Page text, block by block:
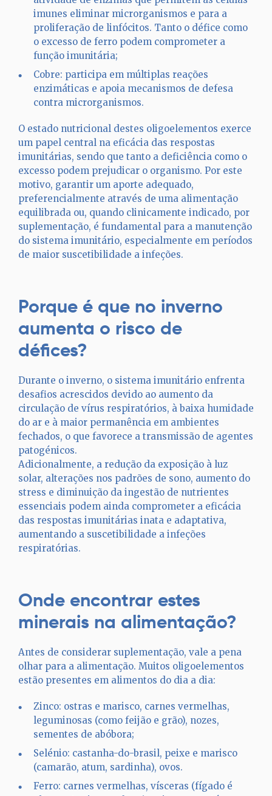
imunes eliminar microrganismos e para a
proliferação de linfócitos. Tanto o défice como
o excesso de ferro podem comprometer a
função imunitária;
Cobre: participa em múltiplas reações
enzimáticas e apoia mecanismos de defesa
contra microrganismos.
O estado nutricional destes oligoelementos exerce
um papel central na eficácia das respostas
imunitárias, sendo que tanto a deficiência como o
excesso podem prejudicar o organismo. Por este
motivo, garantir um aporte adequado,
preferencialmente através de uma alimentação
equilibrada ou, quando clinicamente indicado, por
suplementação, é fundamental para a manutenção
do sistema imunitário, especialmente em períodos
de maior suscetibilidade a infeções.
Porque é que no inverno
aumenta o risco de
défices?
Durante o inverno, o sistema imunitário enfrenta
desafios acrescidos devido ao aumento da
circulação de vírus respiratórios, à baixa humidade
do ar e à maior permanência em ambientes
fechados, o que favorece a transmissão de agentes
patogénicos.
Adicionalmente, a redução da exposição à luz
solar, alterações nos padrões de sono, aumento do
stress e diminuição da ingestão de nutrientes
essenciais podem ainda comprometer a eficácia
das respostas imunitárias inata e adaptativa,
aumentando a suscetibilidade a infeções
respiratórias.
Onde encontrar estes
minerais na alimentação?
Antes de considerar suplementação, vale a pena
olhar para a alimentação. Muitos oligoelementos
estão presentes em alimentos do dia a dia:
Zinco: ostras e marisco, carnes vermelhas,
leguminosas (como feijão e grão), nozes,
sementes de abóbora;
Selénio: castanha-do-brasil, peixe e marisco
(camarão, atum, sardinha), ovos.
Ferro: carnes vermelhas, vísceras (fígado é